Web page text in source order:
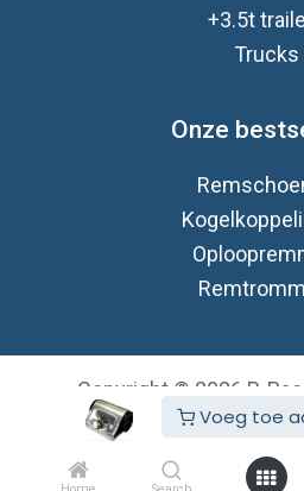
Voeg toe
+3.5t
Trucks
Onze
Copyright © 2026 B-
Nederlands
Aangeboden door